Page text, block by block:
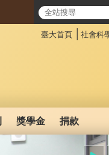
臺大首頁 社會科
獎學金 捐款